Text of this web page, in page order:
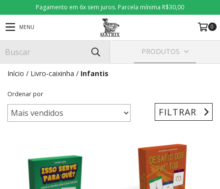
Pagamento em 6x sem juros. Parcela mínima R$30,00
MENU 0
PRODUTOS
Início / Livro-caixinha / Infantis
Ordenar por
FILTRAR